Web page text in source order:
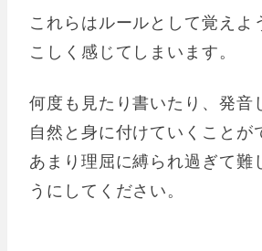
これらはルールとして覚えよ
こしく感じてしまいます。
何度も見たり書いたり、発音
自然と身に付けていくことが
あまり理屈に縛られ過ぎて難
うにしてください。